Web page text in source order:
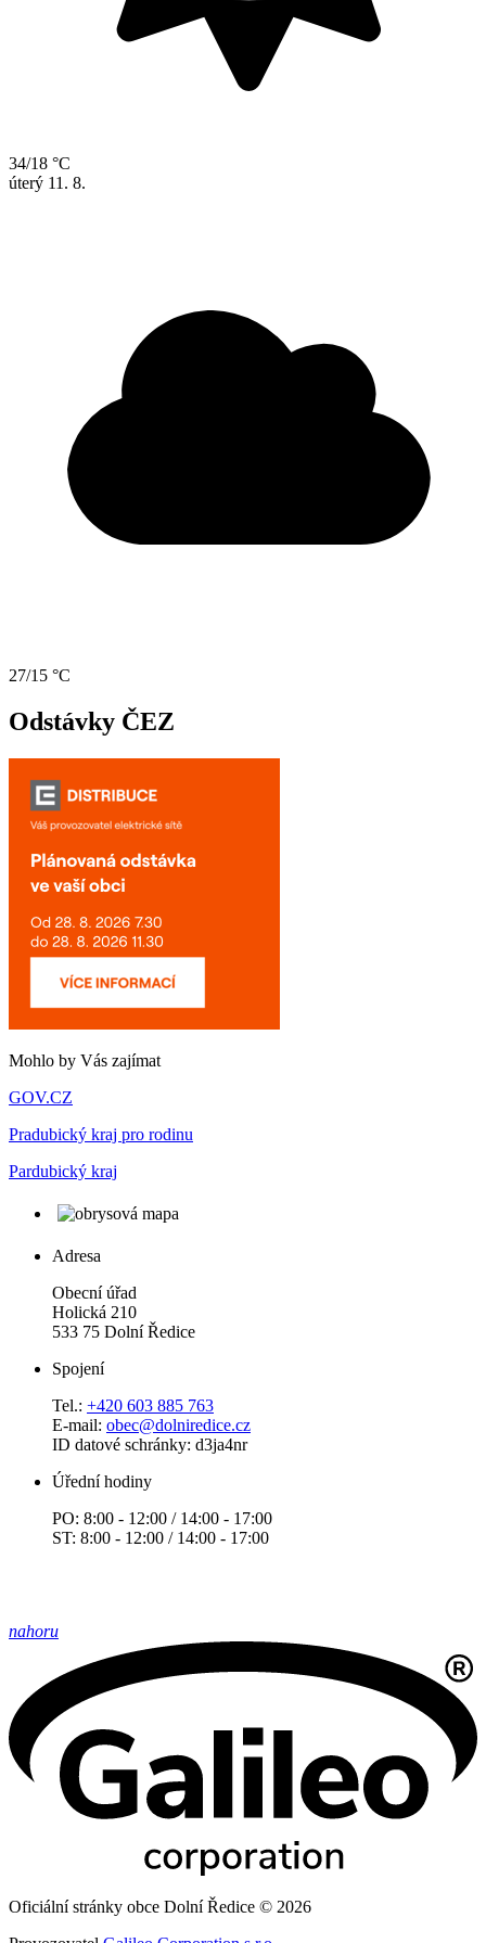
34/18 °C
úterý 11. 8.
27/15 °C
Odstávky ČEZ
Mohlo by Vás zajímat
GOV.CZ
Pradubický kraj pro rodinu
Pardubický kraj
Adresa
Obecní úřad
Holická 210
533 75 Dolní Ředice
Spojení
Tel.: +420 603 885 763
E-mail: obec@dolniredice.cz
ID datové schránky: d3ja4nr
Úřední hodiny
PO: 8:00 - 12:00 / 14:00 - 17:00
ST: 8:00 - 12:00 / 14:00 - 17:00
nahoru
Oficiální stránky obce Dolní Ředice © 2026